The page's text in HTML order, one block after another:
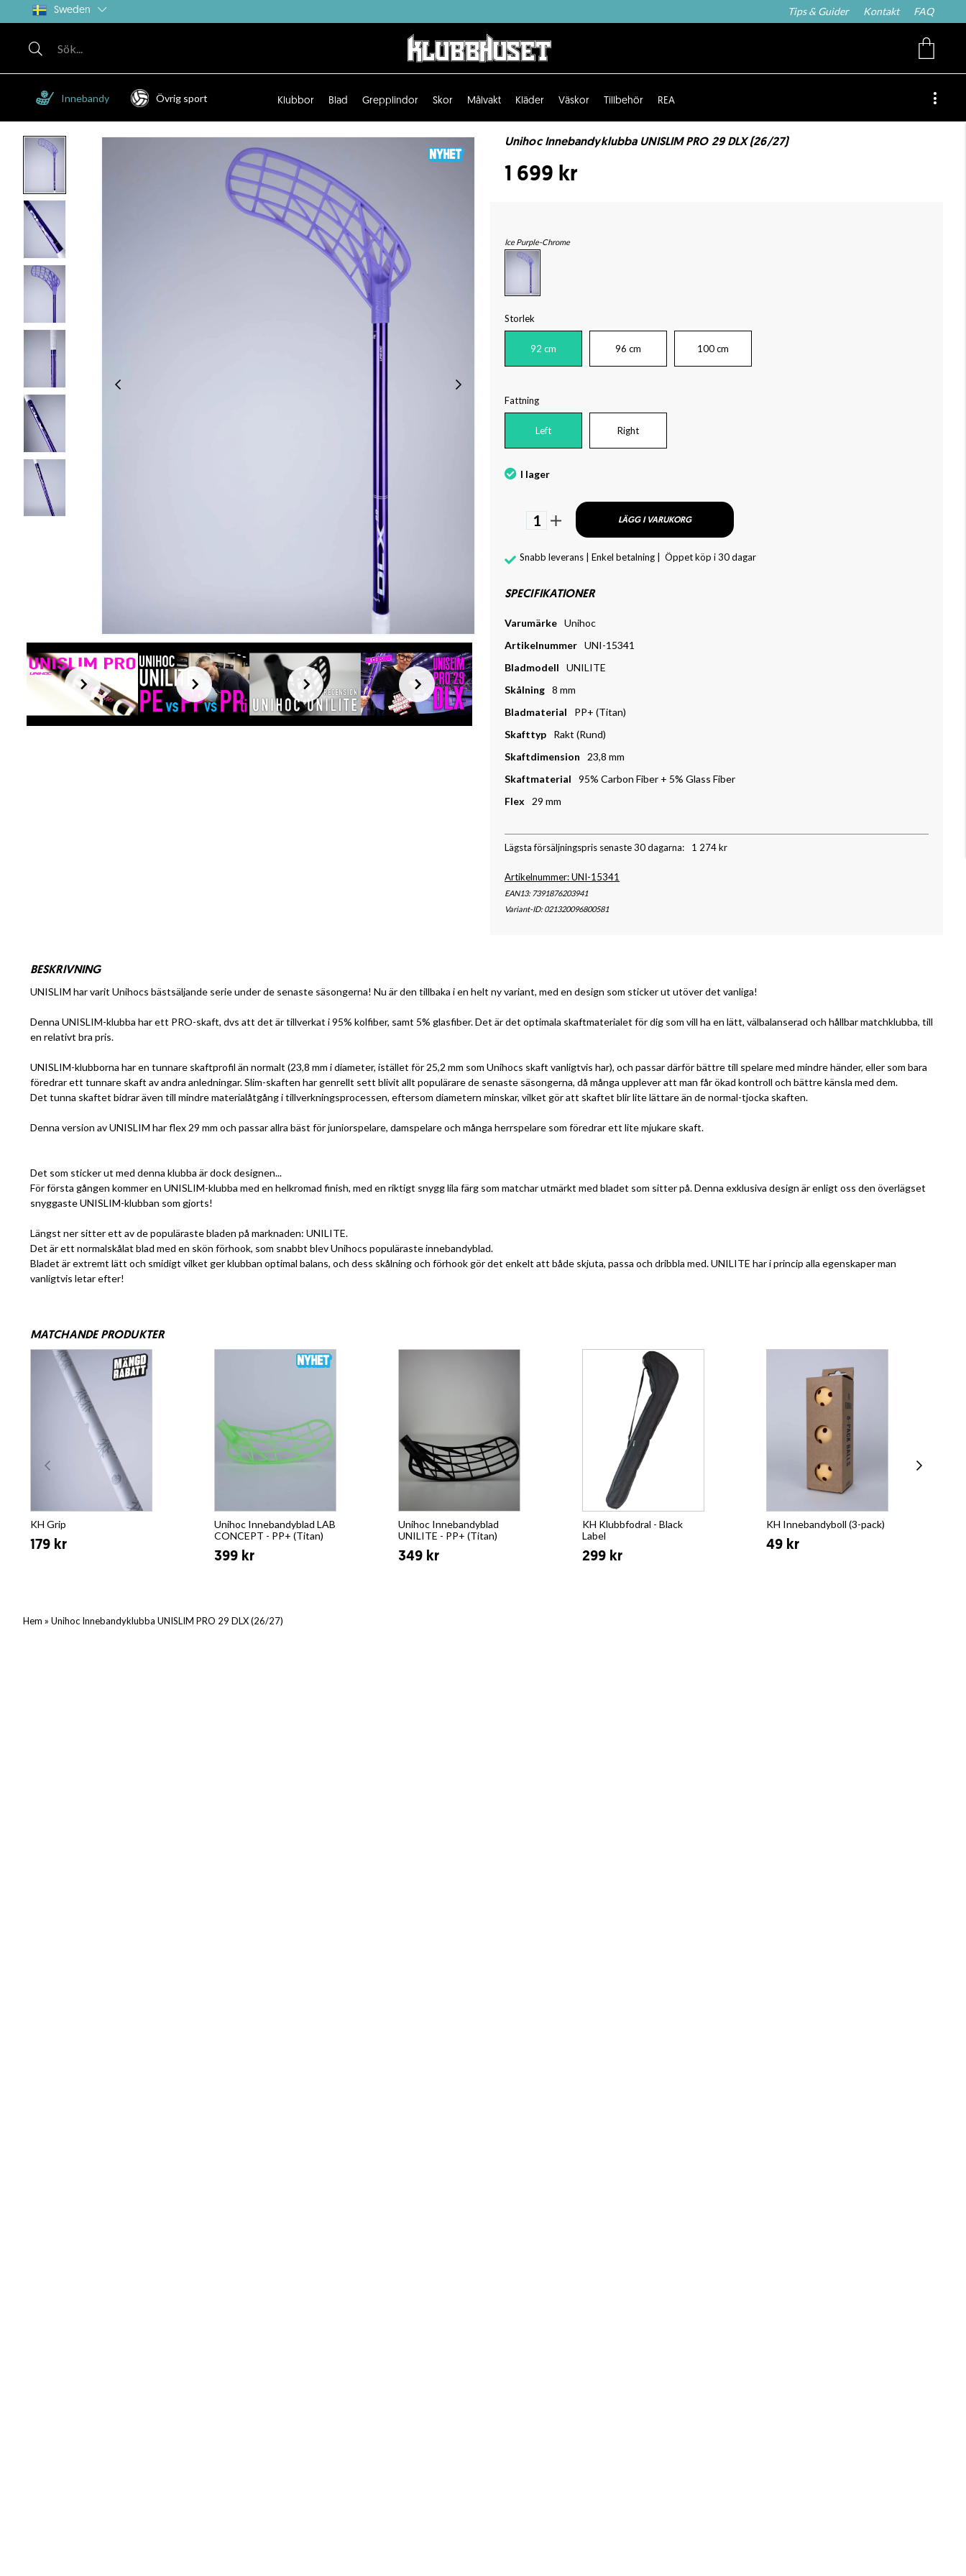
Sweden Tips & Guider Kontakt FAQ
Innebandy Övrig sport Klubbor Blad Grepplindor Skor Målvakt Kläder Väskor Tillbehör REA
Unihoc Innebandyklubba UNISLIM PRO 29 DLX (26/27)
1 699 kr
Ice Purple-Chrome
Storlek
92 cm 96 cm 100 cm
Fattning
Left Right
I lager
1 LÄGG I VARUKORG
Snabb leverans | Enkel betalning | Öppet köp i 30 dagar
SPECIFIKATIONER
Varumärke Unihoc
Artikelnummer UNI-15341
Bladmodell
UNILITE
Skålning 8 mm
Bladmaterial
PP+ (Titan)
Skafttyp
Rakt (Rund)
Skaftdimension
23,8 mm
Skaftmaterial
95% Carbon Fiber + 5% Glass Fiber
Flex
29 mm
Lägsta försäljningspris senaste 30 dagarna: 1 274 kr
Artikelnummer: UNI-15341
EAN13: 7391876203941
Variant-ID: 021320096800581
BESKRIVNING
UNISLIM har varit Unihocs bästsäljande serie under de senaste säsongerna! Nu är den tillbaka i en helt ny variant, med en design som sticker ut utöver det vanliga!
Denna UNISLIM-klubba har ett PRO-skaft, dvs att det är tillverkat i 95% kolfiber, samt 5% glasfiber. Det är det optimala skaftmaterialet för dig som vill ha en lätt, välbalanserad och hållbar matchklubba, till
en relativt bra pris.
UNISLIM-klubborna har en tunnare skaftprofil än normalt (23,8 mm i diameter, istället för 25,2 mm som Unihocs skaft vanligtvis har), och passar därför bättre till spelare med mindre händer, eller som bara
föredrar ett tunnare skaft av andra anledningar. Slim-skaften har genrellt sett blivit allt populärare de senaste säsongerna, då många upplever att man får ökad kontroll och bättre känsla med dem.
Det tunna skaftet bidrar även till mindre materialåtgång i tillverkningsprocessen, eftersom diametern minskar, vilket gör att skaftet blir lite lättare än de normal-tjocka skaften.
Denna version av UNISLIM har flex 29 mm och passar allra bäst för juniorspelare, damspelare och många herrspelare som föredrar ett lite mjukare skaft.
Det som sticker ut med denna klubba är dock designen...
För första gången kommer en UNISLIM-klubba med en helkromad finish, med en riktigt snygg lila färg som matchar utmärkt med bladet som sitter på. Denna exklusiva design är enligt oss den överlägset
snyggaste UNISLIM-klubban som gjorts!
Längst ner sitter ett av de populäraste bladen på marknaden: UNILITE.
Det är ett normalskålat blad med en skön förhook, som snabbt blev Unihocs populäraste innebandyblad.
Bladet är extremt lätt och smidigt vilket ger klubban optimal balans, och dess skålning och förhook gör det enkelt att både skjuta, passa och dribbla med. UNILITE har i princip alla egenskaper man
vanligtvis letar efter!
MATCHANDE PRODUKTER
KH Grip
179 kr
Unihoc Innebandyblad LAB
CONCEPT - PP+ (Titan)
399 kr
Unihoc Innebandyblad
UNILITE - PP+ (Titan)
349 kr
KH Klubbfodral - Black
Label
299 kr
KH Innebandyboll (3-pack)
49 kr
Hem » Unihoc Innebandyklubba UNISLIM PRO 29 DLX (26/27)